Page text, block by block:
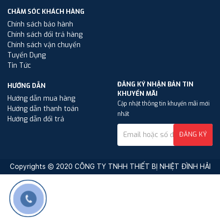
CHĂM SÓC KHÁCH HÀNG
Chính sách bảo hành
Chính sách đổi trả hàng
Chính sách vận chuyển
Tuyển Dụng
Tin Tức
HƯỚNG DẪN
Hướng dẫn mua hàng
Hướng dẫn thanh toán
Hướng dẫn đổi trả
ĐĂNG KÝ NHẬN BẢN TIN
KHUYẾN MÃI
Cập nhật thông tin khuyến mãi mới
nhất
ĐĂNG KÝ
Copyrights © 2020 CÔNG TY TNHH THIẾT BỊ NHIỆT ĐÌNH HẢI